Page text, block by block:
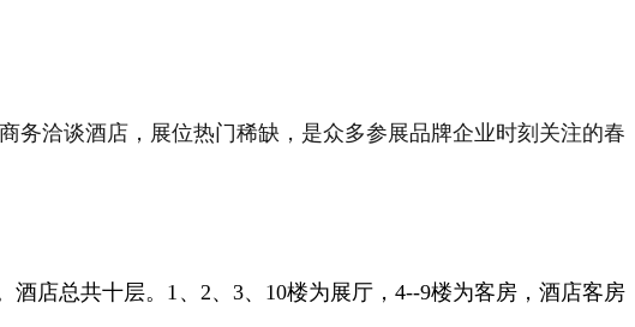
务洽谈酒店，展位热门稀缺，是众多参展品牌企业时刻关注的春
店总共十层。1、2、3、10楼为展厅，4--9楼为客房，酒店客房